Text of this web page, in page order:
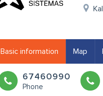
Basic information Map
67460990
Phone